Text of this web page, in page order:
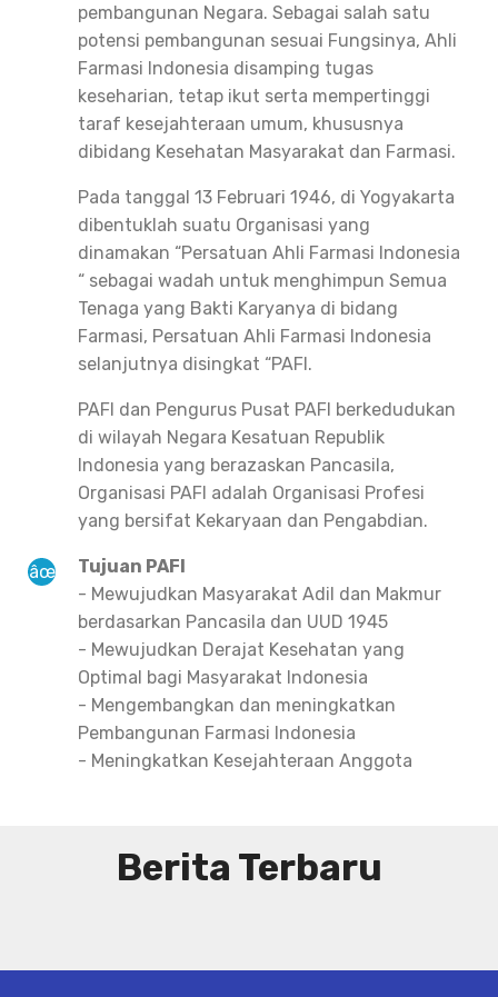
pembangunan Negara. Sebagai salah satu
potensi pembangunan sesuai Fungsinya, Ahli
Farmasi Indonesia disamping tugas
keseharian, tetap ikut serta mempertinggi
taraf kesejahteraan umum, khususnya
dibidang Kesehatan Masyarakat dan Farmasi.
Pada tanggal 13 Februari 1946, di Yogyakarta
dibentuklah suatu Organisasi yang
dinamakan “Persatuan Ahli Farmasi Indonesia
“ sebagai wadah untuk menghimpun Semua
Tenaga yang Bakti Karyanya di bidang
Farmasi, Persatuan Ahli Farmasi Indonesia
selanjutnya disingkat “PAFI.
PAFI dan Pengurus Pusat PAFI berkedudukan
di wilayah Negara Kesatuan Republik
Indonesia yang berazaskan Pancasila,
Organisasi PAFI adalah Organisasi Profesi
yang bersifat Kekaryaan dan Pengabdian.
Tujuan PAFI
- Mewujudkan Masyarakat Adil dan Makmur
berdasarkan Pancasila dan UUD 1945
- Mewujudkan Derajat Kesehatan yang
Optimal bagi Masyarakat Indonesia
- Mengembangkan dan meningkatkan
Pembangunan Farmasi Indonesia
- Meningkatkan Kesejahteraan Anggota
Berita Terbaru